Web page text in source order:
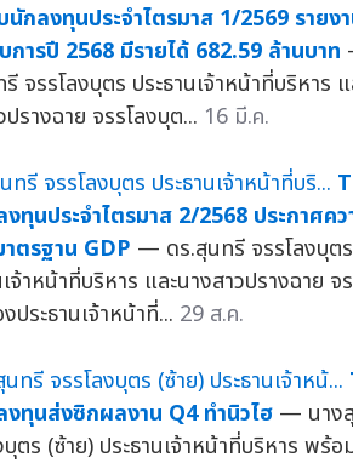
กลงทุนประจำไตรมาส 1/2569 รายง
การปี 2568 มีรายได้ 682.59 ล้านบาท
จรรโลงบุตร ประธานเจ้าหน้าที่บริหาร
ปรางฉาย จรรโลงบุต... 16 มี.ค.
ทุนประจำไตรมาส 2/2568 ประกาศคว
ตรฐาน GDP — ดร.สุนทรี จรรโลงบุตร
จ้าหน้าที่บริหาร และนางสาวปรางฉาย จ
ประธานเจ้าหน้าที่... 29 ส.ค.
ทุนส่งซิกผลงาน Q4 ทำนิวไฮ — นาง
บุตร (ซ้าย) ประธานเจ้าหน้าที่บริหาร พร้อ